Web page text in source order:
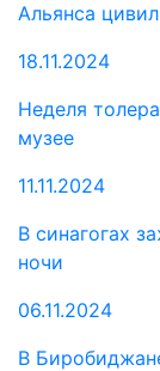
Альянса
18.11.2024
Неделя
музее
11.11.2024
В синагогах
ночи
06.11.2024
В